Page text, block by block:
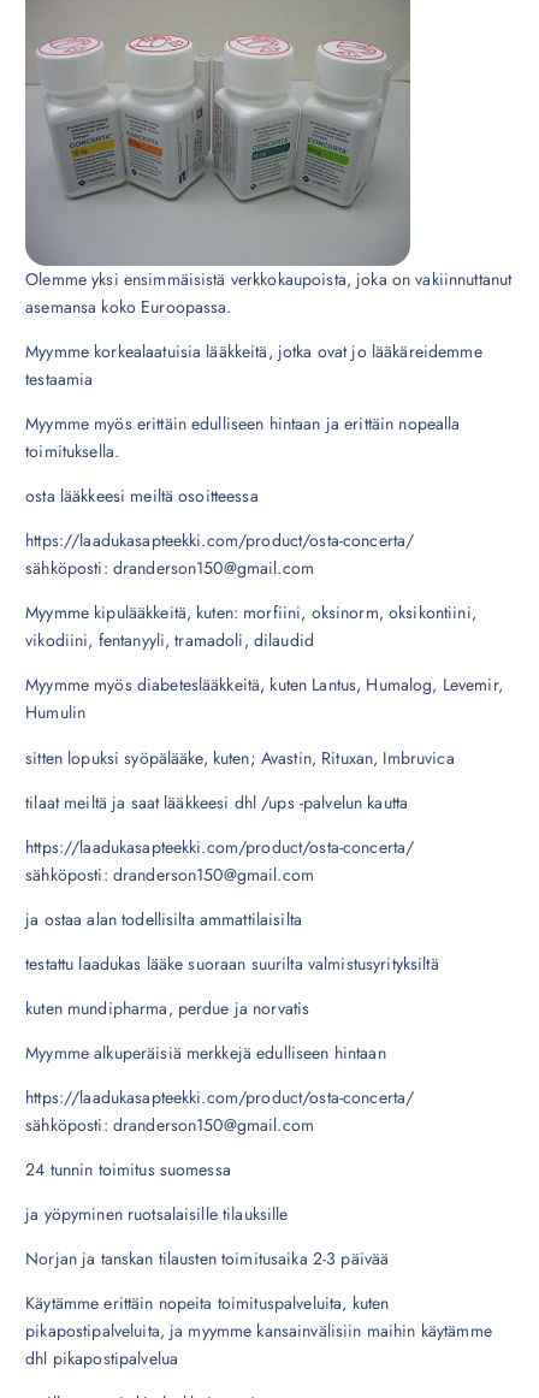
Olemme yksi ensimmäisistä verkkokaupoista, joka on vakiinnuttanut
asemansa koko Euroopassa.
Myymme korkealaatuisia lääkkeitä, jotka ovat jo lääkäreidemme
testaamia
Myymme myös erittäin edulliseen hintaan ja erittäin nopealla
toimituksella.
osta lääkkeesi meiltä osoitteessa
https://laadukasapteekki.com/product/osta-concerta/
sähköposti: dranderson150@gmail.com
Myymme kipulääkkeitä, kuten: morfiini, oksinorm, oksikontiini,
vikodiini, fentanyyli, tramadoli, dilaudid
Myymme myös diabeteslääkkeitä, kuten Lantus, Humalog, Levemir,
Humulin
sitten lopuksi syöpälääke, kuten; Avastin, Rituxan, Imbruvica
tilaat meiltä ja saat lääkkeesi dhl /ups -palvelun kautta
https://laadukasapteekki.com/product/osta-concerta/
sähköposti: dranderson150@gmail.com
ja ostaa alan todellisilta ammattilaisilta
testattu laadukas lääke suoraan suurilta valmistusyrityksiltä
kuten mundipharma, perdue ja norvatis
Myymme alkuperäisiä merkkejä edulliseen hintaan
https://laadukasapteekki.com/product/osta-concerta/
sähköposti: dranderson150@gmail.com
24 tunnin toimitus suomessa
ja yöpyminen ruotsalaisille tilauksille
Norjan ja tanskan tilausten toimitusaika 2-3 päivää
Käytämme erittäin nopeita toimituspalveluita, kuten
pikapostipalveluita, ja myymme kansainvälisiin maihin käytämme
dhl pikapostipalvelua